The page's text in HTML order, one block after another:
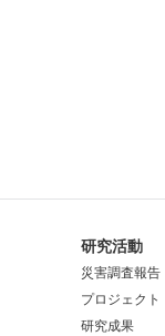
研究活動
災害調査報告
プロジェクト
研究成果